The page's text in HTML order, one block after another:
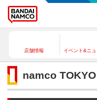
店舗情報 イベント&ニュ
namco TOKYO